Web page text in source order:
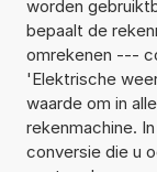
worden
bepaalt de
omrekenen ---
'Elektrische
waarde om in
rekenmachine.
conversie die u